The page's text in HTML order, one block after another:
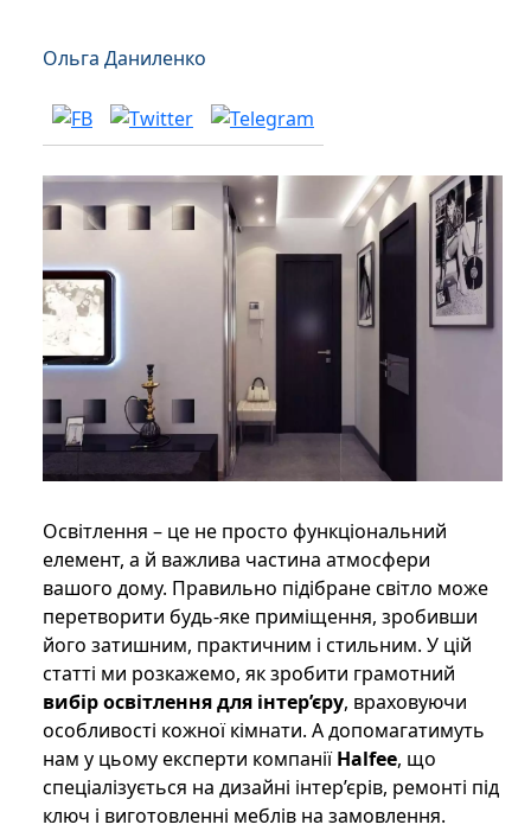
Ольга Даниленко
Освітлення – це не просто функціональний
елемент, а й важлива частина атмосфери
вашого дому. Правильно підібране світло може
перетворити будь-яке приміщення, зробивши
його затишним, практичним і стильним. У цій
статті ми розкажемо, як зробити грамотний
вибір освітлення для інтер’єру, враховуючи
особливості кожної кімнати. А допомагатимуть
нам у цьому експерти компаніїHalfee, що
спеціалізується на дизайні інтер’єрів, ремонті під
ключ і виготовленні меблів на замовлення.